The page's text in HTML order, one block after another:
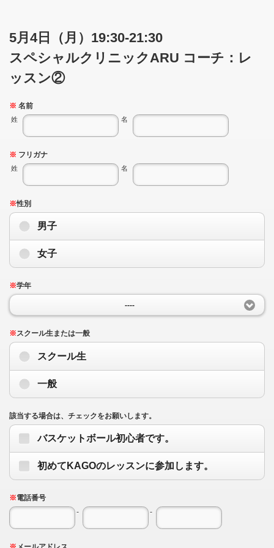
5月4日（月）19:30-21:30
スペシャルクリニックARU コーチ：レ
ッスン②
※ 名前
姓 名
※ フリガナ
姓 名
※性別
男子
女子
※学年
----
※スクール生または一般
スクール生
一般
該当する場合は、チェックをお願いします。
バスケットボール初心者です。
初めてKAGOのレッスンに参加します。
※電話番号
-
-